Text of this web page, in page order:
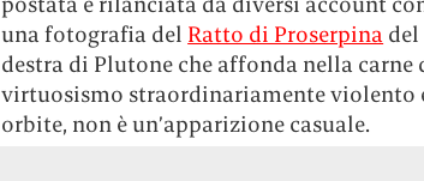
una fotografia del Ratto di Proserpina
destra di Plutone che affonda nella
virtuosismo straordinariamente violento
orbite, non è un’apparizione casuale.